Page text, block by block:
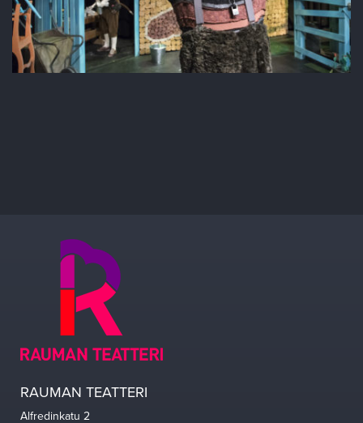
RAUMAN TEATTERI
Alfredinkatu 2